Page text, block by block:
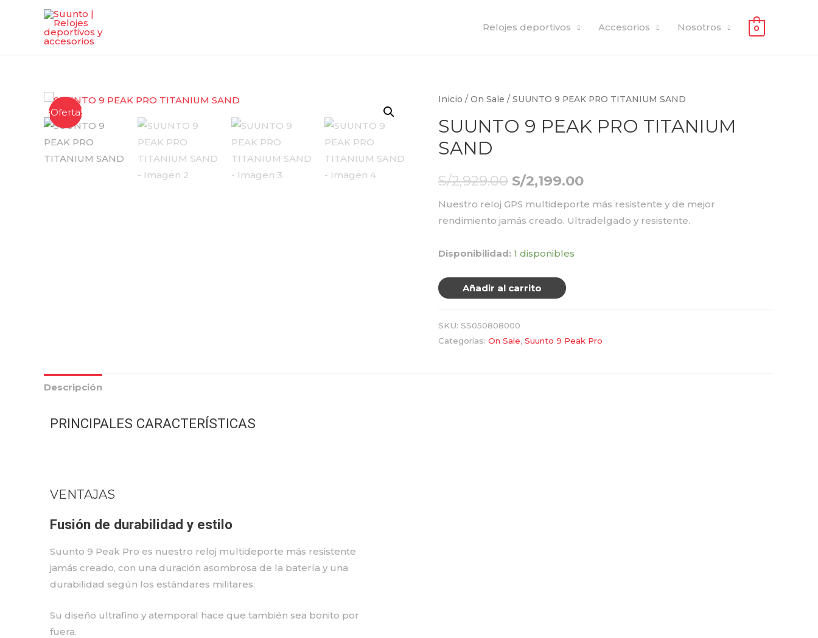
Relojes deportivos Accesorios Nosotros 0
¡Oferta!
Inicio / On Sale / SUUNTO 9 PEAK PRO TITANIUM SAND
SUUNTO 9 PEAK PRO TITANIUM
SAND
S/2,929.00 S/2,199.00
Nuestro reloj GPS multideporte más resistente y de mejor
rendimiento jamás creado. Ultradelgado y resistente.
Disponibilidad: 1 disponibles
Añadir al carrito
SKU: SS050808000
Categorías: On Sale, Suunto 9 Peak Pro
Descripción
PRINCIPALES CARACTERÍSTICAS
VENTAJAS
Fusión de durabilidad y estilo
Suunto 9 Peak Pro es nuestro reloj multideporte más resistente
jamás creado, con una duración asombrosa de la batería y una
durabilidad según los estándares militares.
Su diseño ultrafino y atemporal hace que también sea bonito por
fuera.